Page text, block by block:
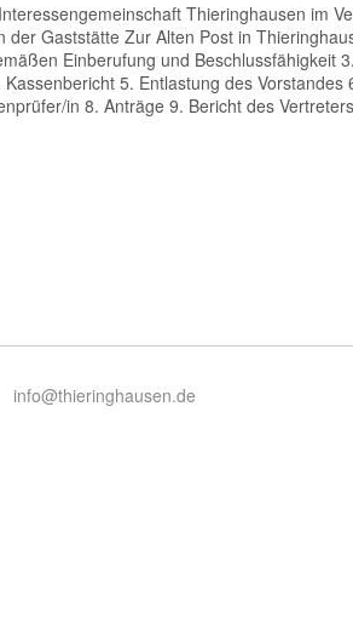
Thieringhausen im
Gaststätte Zur Alten Post in
Einberufung und Beschlussfähigkeit
5. Entlastung des Vorstandes
in 8. Anträge 9. Bericht des
info@thieringhausen.de